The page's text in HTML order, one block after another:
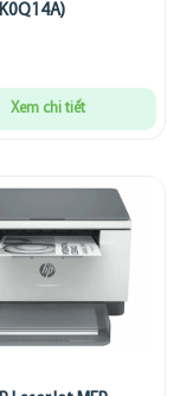
Xem chi tiết